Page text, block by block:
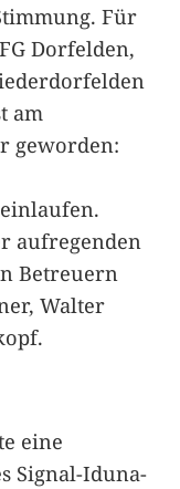
Für
Dorfelden,
am
geworden:
aufregenden
Betreuern
Walter
eine
Signal-Iduna-